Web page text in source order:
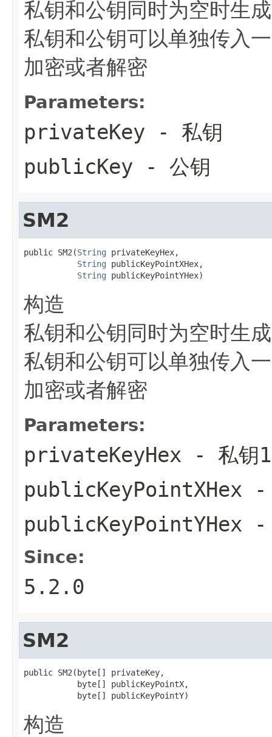
私钥和公钥同时为空时生
私钥和公钥可以单独传入
加密或者解密
Parameters:
privateKey - 私钥
publicKey - 公钥
SM2
public SM2(String privateKeyHex,
String publicKeyPointXHex,
String publicKeyPointYHex)
构造
私钥和公钥同时为空时生
私钥和公钥可以单独传入
加密或者解密
Parameters:
privateKeyHex - 私钥
publicKeyPointXHex -
publicKeyPointYHex -
Since:
5.2.0
SM2
public SM2(byte[] privateKey,
           byte[] publicKeyPointX,
           byte[] publicKeyPointY)
构造